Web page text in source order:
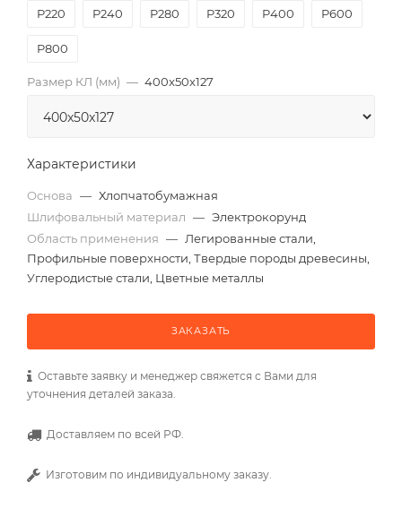
P220 P240 P280 P320 P400 P600
P800
Размер КЛ (мм) — 400x50x127
Характеристики
Основа — Хлопчатобумажная
Шлифовальный материал — Электрокорунд
Область применения — Легированные стали,
Профильные поверхности, Твердые породы древесины,
Углеродистые стали, Цветные металлы
ЗАКАЗАТЬ
Оставьте заявку и менеджер свяжется с Вами для
уточнения деталей заказа.
Доставляем по всей РФ.
Изготовим по индивидуальному заказу.